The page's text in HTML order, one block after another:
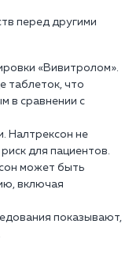
перед другими
«Вивитролом».
таблеток, что
в сравнении с
Налтрексон не
для пациентов.
может быть
включая
показывают,